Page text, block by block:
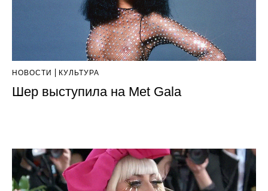
НОВОСТИ КУЛЬТУРА
Шер выступила на Met Gala